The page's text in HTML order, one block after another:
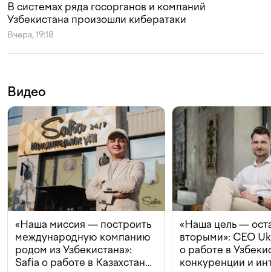
В системах ряда госорганов и компаний
Узбекистана произошли кибератаки
Вчера, 19:18
Видео
«Наша миссия — построить
международную компанию
родом из Узбекистана»:
Safia о работе в Казахстане,
«Наша цель —
вторыми»: CEO
о работе в
конкуренции и